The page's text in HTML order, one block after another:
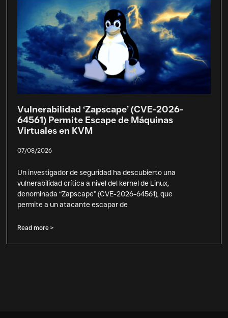
Vulnerabilidad ‘Zapscape’ (CVE-2026-
64561) Permite Escape de Máquinas
Virtuales en KVM
07/08/2026
Un investigador de seguridad ha descubierto una
vulnerabilidad crítica a nivel del kernel de Linux,
denominada “Zapscape” (CVE-2026-64561), que
permite a un atacante escapar de
Read more >